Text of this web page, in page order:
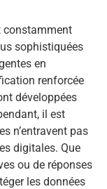
constamment
sophistiquées
en
renforcée
développées
il est
n’entravent pas
digitales. Que
ou de réponses
les données